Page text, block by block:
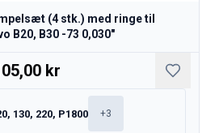
(4 stk.) med ringe til
B20, B30 -73 0,030"
kr
130, 220, P1800 +3